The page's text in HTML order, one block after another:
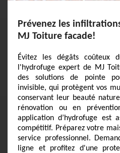
Prévenez les
MJ Toiture facade!
Évitez les dégâts coûteux
l'hydrofuge expert de MJ
des solutions de pointe
invisible, qui protègent vos
conservant leur beauté
rénovation ou en
application d’hydrofuge est
compétitif. Préparez votre
service professionnel.
ligne et profitez d'une